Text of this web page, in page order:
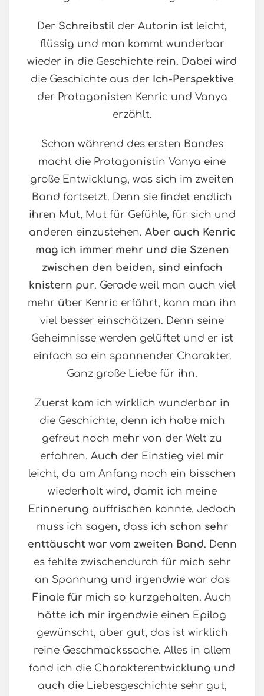
Der Schreibstil der Autorin ist leicht,
flüssig und man kommt wunderbar
wieder in die Geschichte rein. Dabei wird
die Geschichte aus der Ich-Perspektive
der Protagonisten Kenric und Vanya
erzählt.
Schon während des ersten Bandes
macht die Protagonistin Vanya eine
große Entwicklung, was sich im zweiten
Band fortsetzt. Denn sie findet endlich
ihren Mut, Mut für Gefühle, für sich und
anderen einzustehen. Aber auch Kenric
mag ich immer mehr und die Szenen
zwischen den beiden, sind einfach
knistern pur. Gerade weil man auch viel
mehr über Kenric erfährt, kann man ihn
viel besser einschätzen. Denn seine
Geheimnisse werden gelüftet und er ist
einfach so ein spannender Charakter.
Ganz große Liebe für ihn.
Zuerst kam ich wirklich wunderbar in
die Geschichte, denn ich habe mich
gefreut noch mehr von der Welt zu
erfahren. Auch der Einstieg viel mir
leicht, da am Anfang noch ein bisschen
wiederholt wird, damit ich meine
Erinnerung auffrischen konnte. Jedoch
muss ich sagen, dass ich schon sehr
enttäuscht war vom zweiten Band. Denn
es fehlte zwischendurch für mich sehr
an Spannung und irgendwie war das
Finale für mich so kurzgehalten. Auch
hätte ich mir irgendwie einen Epilog
gewünscht, aber gut, das ist wirklich
reine Geschmackssache. Alles in allem
fand ich die Charakterentwicklung und
auch die Liebesgeschichte sehr gut,